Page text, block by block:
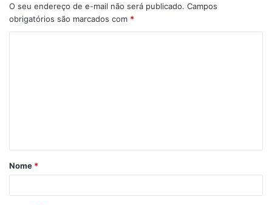
O seu endereço de e-mail não será publicado. Campos
obrigatórios são marcados com *
á
r
Nome *